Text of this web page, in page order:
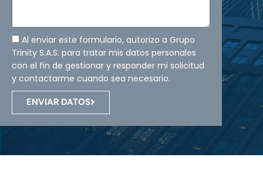
Al enviar este formulario, autorizo a Grupo
Trinity S.A.S. para tratar mis datos personales
con el fin de gestionar y responder mi solicitud
y contactarme cuando sea necesario.
ENVIAR DATOS